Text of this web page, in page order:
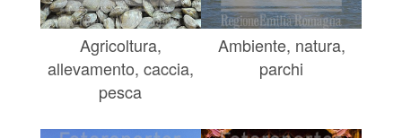
Agricoltura,
allevamento, caccia,
pesca
Ambiente, natura,
parchi